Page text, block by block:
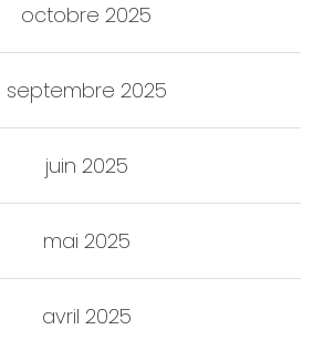
octobre 2025
septembre 2025
juin 2025
mai 2025
avril 2025